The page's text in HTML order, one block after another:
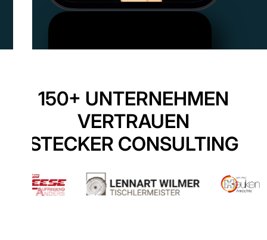
150+ UNTERNEHMEN
VERTRAUEN
STECKER CONSULTING